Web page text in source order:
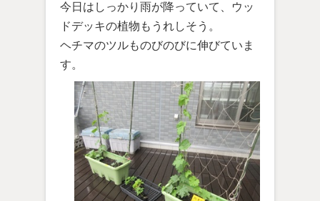
今日はしっかり雨が降っていて、ウッ
ドデッキの植物もうれしそう。
ヘチマのツルものびのびに伸びていま
す。